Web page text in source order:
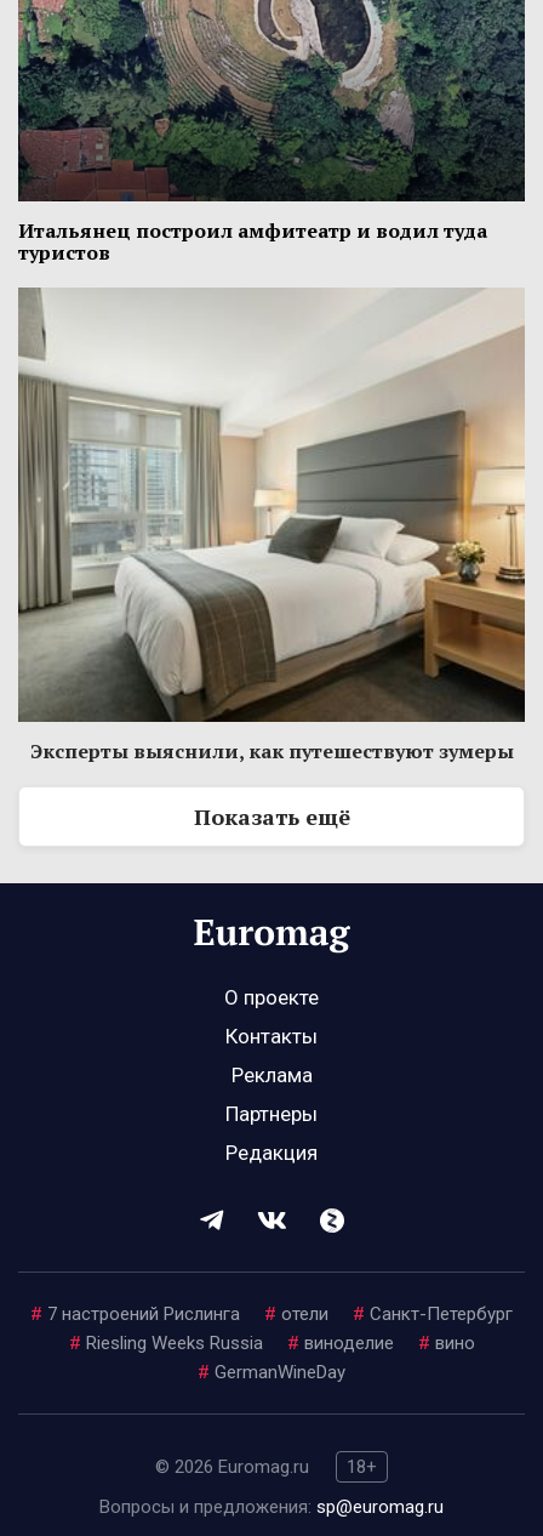
Итальянец построил амфитеатр и водил туда
туристов
Эксперты выяснили, как путешествуют зумеры
Показать ещё
О проекте
Контакты
Реклама
Партнеры
Редакция
# 7 настроений Рислинга # отели # Санкт-Петербург
# Riesling Weeks Russia # виноделие # вино
# GermanWineDay
© 2026 Euromag.ru
18+
Вопросы и предложения: sp@euromag.ru